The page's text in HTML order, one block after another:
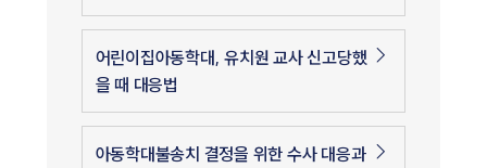
어린이집아동학대, 유치원 교사 신고당했
을 때 대응법
아동학대불송치 결정을 위한 수사 대응과